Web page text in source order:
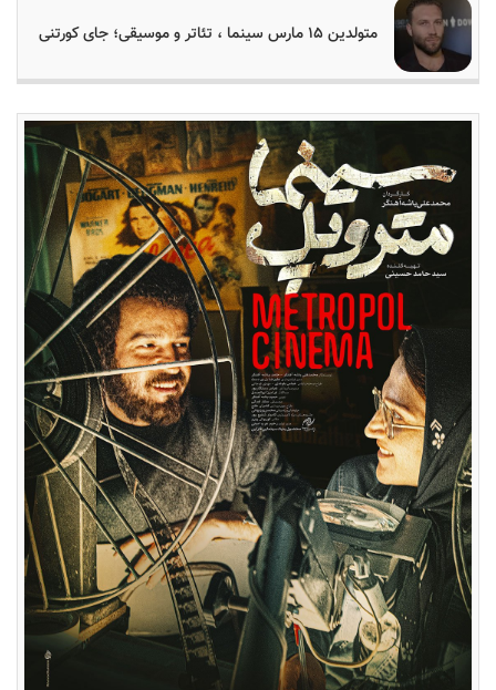
متولدین ۱۵ مارس سینما ، تئاتر و موسیقی؛ جای کورتنی